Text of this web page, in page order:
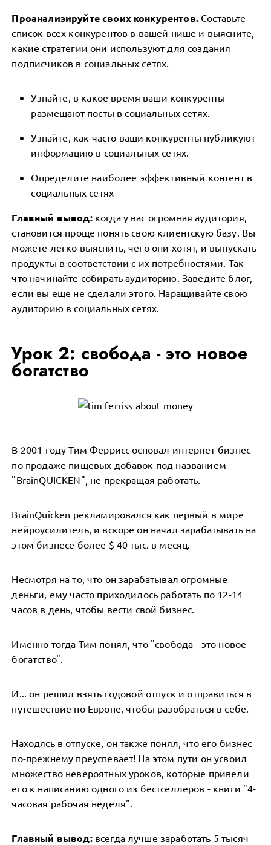
Проанализируйте своих конкурентов. Составьте
список всех конкурентов в вашей нише и выясните,
какие стратегии они используют для создания
подписчиков в социальных сетях.
Узнайте, в какое время ваши конкуренты
размещают посты в социальных сетях.
Узнайте, как часто ваши конкуренты публикуют
информацию в социальных сетях.
Определите наиболее эффективный контент в
социальных сетях
Главный вывод: когда у вас огромная аудитория,
становится проще понять свою клиентскую базу. Вы
можете легко выяснить, чего они хотят, и выпускать
продукты в соответствии с их потребностями. Так
что начинайте собирать аудиторию. Заведите блог,
если вы еще не сделали этого. Наращивайте свою
аудиторию в социальных сетях.
Урок 2: свобода - это новое
богатство
В 2001 году Тим Феррисс основал интернет-бизнес
по продаже пищевых добавок под названием
"BrainQUICKEN", не прекращая работать.
BrainQuicken рекламировался как первый в мире
нейроусилитель, и вскоре он начал зарабатывать на
этом бизнесе более $ 40 тыс. в месяц.
Несмотря на то, что он зарабатывал огромные
деньги, ему часто приходилось работать по 12-14
часов в день, чтобы вести свой бизнес.
Именно тогда Тим понял, что "свобода - это новое
богатство".
И... он решил взять годовой отпуск и отправиться в
путешествие по Европе, чтобы разобраться в себе.
Находясь в отпуске, он также понял, что его бизнес
по-прежнему преуспевает! На этом пути он усвоил
множество невероятных уроков, которые привели
его к написанию одного из бестселлеров - книги "4-
часовая рабочая неделя".
Главный вывод: всегда лучше заработать 5 тысяч